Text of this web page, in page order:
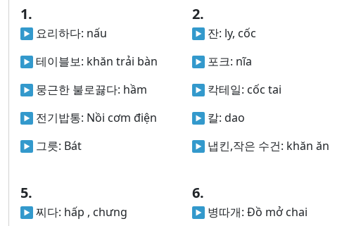
1.
요리하다: nấu
테이블보: khăn trải bàn
뭉근한 불로끓다: hầm
전기밥통: Nồi cơm điện
그릇: Bát
2.
잔: ly, cốc
포크: nĩa
칵테일: cốc tai
칼: dao
냅킨,작은 수건: khăn ăn
5.
찌다: hấp , chưng
6.
병따개: Đồ mở chai